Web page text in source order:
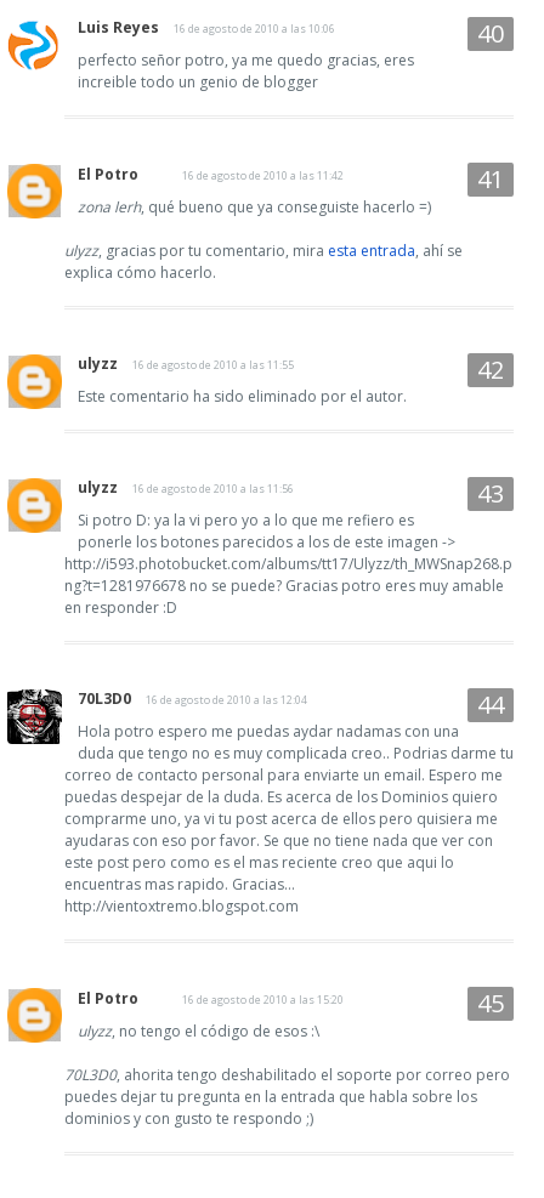
Luis Reyes 16 de agosto de 2010 a las 10:06
perfecto señor potro, ya me quedo gracias, eres
increible todo un genio de blogger
El Potro 16 de agosto de 2010 a las 11:42
zona lerh, qué bueno que ya conseguiste hacerlo =)
ulyzz, gracias por tu comentario, mira esta entrada, ahí se
explica cómo hacerlo.
ulyzz 16 de agosto de 2010 a las 11:55
Este comentario ha sido eliminado por el autor.
ulyzz 16 de agosto de 2010 a las 11:56
Si potro D: ya la vi pero yo a lo que me refiero es
ponerle los botones parecidos a los de este imagen ->
http://i593.photobucket.com/albums/tt17/Ulyzz/th_MWSnap268.p
ng?t=1281976678 no se puede? Gracias potro eres muy amable
en responder :D
70L3D0 16 de agosto de 2010 a las 12:04
Hola potro espero me puedas aydar nadamas con una
duda que tengo no es muy complicada creo.. Podrias darme tu
correo de contacto personal para enviarte un email. Espero me
puedas despejar de la duda. Es acerca de los Dominios quiero
comprarme uno, ya vi tu post acerca de ellos pero quisiera me
ayudaras con eso por favor. Se que no tiene nada que ver con
este post pero como es el mas reciente creo que aqui lo
encuentras mas rapido. Gracias...
http://vientoxtremo.blogspot.com
El Potro 16 de agosto de 2010 a las 15:20
ulyzz, no tengo el código de esos :\
70L3D0, ahorita tengo deshabilitado el soporte por correo pero
puedes dejar tu pregunta en la entrada que habla sobre los
dominios y con gusto te respondo ;)